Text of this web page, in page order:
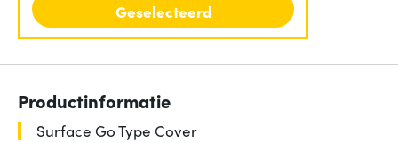
Geselecteerd
Productinformatie
Surface Go Type Cover